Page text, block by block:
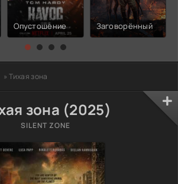
Опустошение Заговорённый
» Тихая зона
зона (2025)
SILENT ZONE